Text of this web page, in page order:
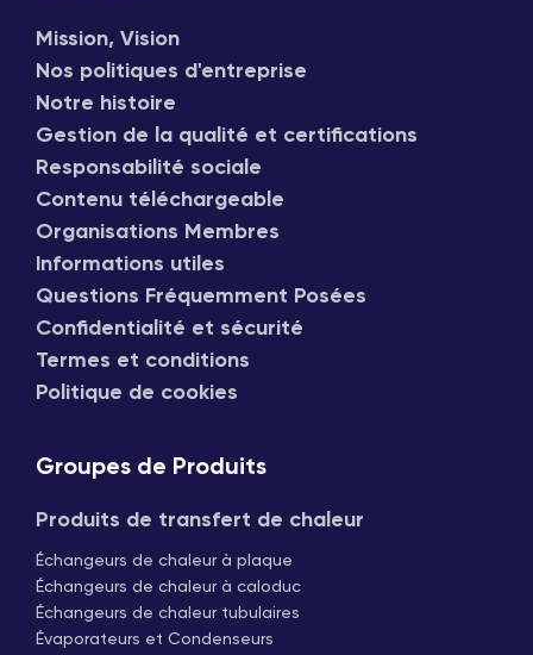
Mission, Vision
Nos politiques d'entreprise
Notre histoire
Gestion de la qualité et certifications
Responsabilité sociale
Contenu téléchargeable
Organisations Membres
Informations utiles
Questions Fréquemment Posées
Confidentialité et sécurité
Termes et conditions
Politique de cookies
Groupes de Produits
Produits de transfert de chaleur
Échangeurs de chaleur à plaque
Échangeurs de chaleur à caloduc
Échangeurs de chaleur tubulaires
Évaporateurs et Condenseurs